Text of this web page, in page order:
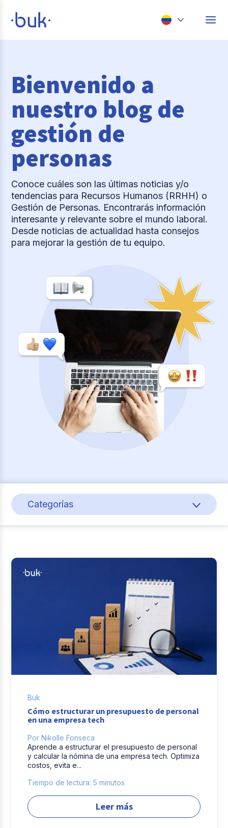
Perú
México
Brasil
Bienvenido a
nuestro blog de
gestión de
personas
Conoce cuáles son las últimas noticias y/o
tendencias para Recursos Humanos (RRHH) o
Gestión de Personas. Encontrarás información
interesante y relevante sobre el mundo laboral.
Desde noticias de actualidad hasta consejos
para mejorar la gestión de tu equipo.
Categorías
Cultura y bienestar laboral
Actualidad
Transformación digital
Tendencias y Data
Casos de éxito
Columna del Experto
Entrevistas
Buk
Cómo estructurar un presupuesto de personal
en una empresa tech
Por Nikolle Fonseca
Aprende a estructurar el presupuesto de personal
y calcular la nómina de una empresa tech. Optimiza
costos, evita e...
Tiempo de lectura: 5 minutos
Leer más